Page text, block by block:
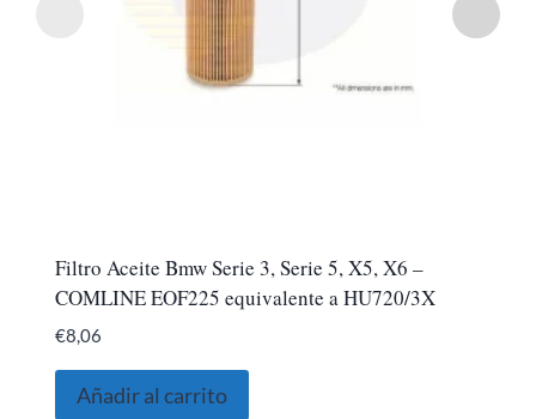
Filtro Aceite Bmw Serie 3, Serie 5, X5, X6 –
COMLINE EOF225 equivalente a HU720/3X
€8,06
Añadir al carrito